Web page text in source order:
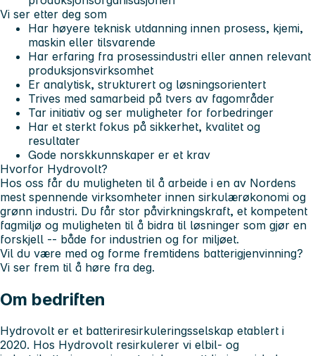
Vi ser etter deg som
Har høyere teknisk utdanning innen prosess, kjemi,
maskin eller tilsvarende
Har erfaring fra prosessindustri eller annen relevant
produksjonsvirksomhet
Er analytisk, strukturert og løsningsorientert
Trives med samarbeid på tvers av fagområder
Tar initiativ og ser muligheter for forbedringer
Har et sterkt fokus på sikkerhet, kvalitet og
resultater
Gode norskkunnskaper er et krav
Hvorfor Hydrovolt?
Hos oss får du muligheten til å arbeide i en av Nordens
mest spennende virksomheter innen sirkulærøkonomi og
grønn industri. Du får stor påvirkningskraft, et kompetent
fagmiljø og muligheten til å bidra til løsninger som gjør en
forskjell -- både for industrien og for miljøet.
Vil du være med og forme fremtidens batterigjenvinning?
Vi ser frem til å høre fra deg.
Om bedriften
Hydrovolt er et batteriresirkuleringsselskap etablert i
2020. Hos Hydrovolt resirkulerer vi elbil- og